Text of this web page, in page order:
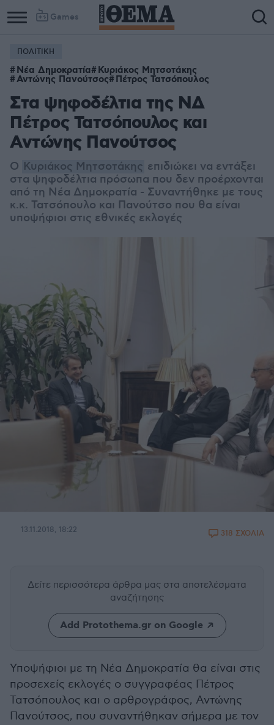
Games
ΠΟΛΙΤΙΚΗ
Νέα Δημοκρατία Κυριάκος Μητσοτάκης
Αντώνης Πανούτσος Πέτρος Τατσόπουλος
Στα ψηφοδέλτια της ΝΔ
Πέτρος Τατσόπουλος και
Αντώνης Πανούτσος
Ο Κυριάκος Μητσοτάκης επιδιώκει να εντάξει
στα ψηφοδέλτια πρόσωπα που δεν προέρχονται
από τη Νέα Δημοκρατία - Συναντήθηκε με τους
κ.κ. Τατσόπουλο και Πανούτσο που θα είναι
υποψήφιοι στις εθνικές εκλογές
13.11.2018, 18:22 318 ΣΧΟΛΙΑ
Δείτε περισσότερα άρθρα μας στα αποτελέσματα
αναζήτησης
Add Protothema.gr on Google
Υποψήφιοι με τη Νέα Δημοκρατία θα είναι στις
προσεχείς εκλογές ο συγγραφέας Πέτρος
Τατσόπουλος και ο αρθρογράφος, Αντώνης
Πανούτσος, που συναντήθηκαν σήμερα με τον